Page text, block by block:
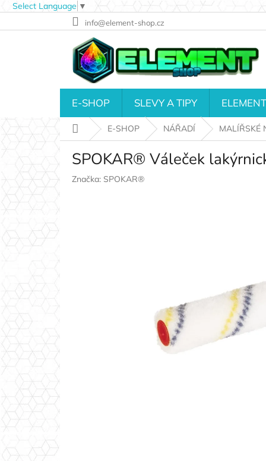
Select Language ▼
na
info@element-shop.cz
E-SHOP SLEVY A TIPY
Domů E-SHOP NÁŘADÍ MALÍŘSKÉ
SPOKAR® Váleček
Značka: SPOKAR®